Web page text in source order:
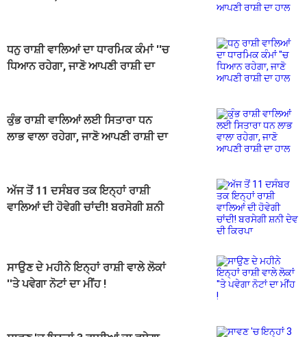
ਧਨੁ ਰਾਸ਼ੀ ਵਾਲਿਆਂ ਦਾ ਧਾਰਮਿਕ ਕੰਮਾਂ ''ਚ
ਧਿਆਨ ਰਹੇਗਾ, ਜਾਣੋ ਆਪਣੀ ਰਾਸ਼ੀ ਦਾ
ਕੁੰਭ ਰਾਸ਼ੀ ਵਾਲਿਆਂ ਲਈ ਸਿਤਾਰਾ ਧਨ
ਲਾਭ ਵਾਲਾ ਰਹੇਗਾ, ਜਾਣੋ ਆਪਣੀ ਰਾਸ਼ੀ ਦਾ
ਅੱਜ ਤੋਂ 11 ਦਸੰਬਰ ਤਕ ਇਨ੍ਹਾਂ ਰਾਸ਼ੀ
ਵਾਲਿਆਂ ਦੀ ਹੋਵੇਗੀ ਚਾਂਦੀ! ਬਰਸੇਗੀ ਸ਼ਨੀ
ਸਾਉਣ ਦੇ ਮਹੀਨੇ ਇਨ੍ਹਾਂ ਰਾਸ਼ੀ ਵਾਲੇ ਲੋਕਾਂ
''ਤੇ ਪਵੇਗਾ ਨੋਟਾਂ ਦਾ ਮੀਂਹ !